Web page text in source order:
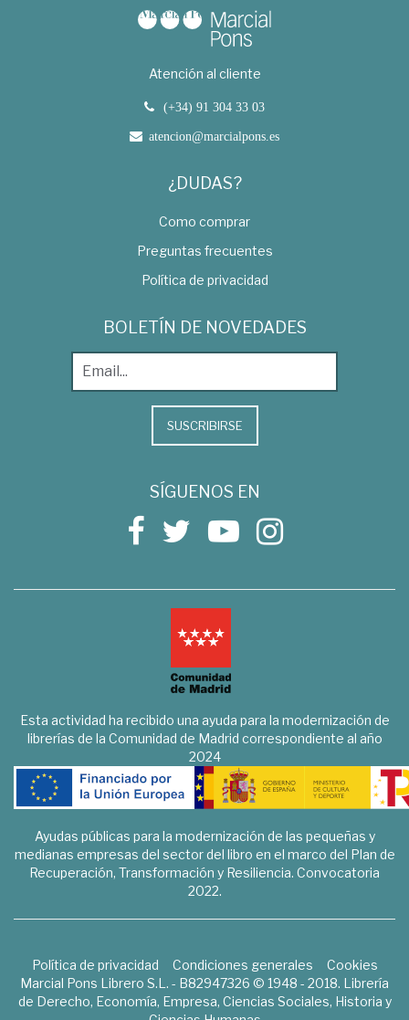
Atención al cliente
(+34) 91 304 33 03
atencion@marcialpons.es
¿DUDAS?
Como comprar
Preguntas frecuentes
Política de privacidad
BOLETÍN DE NOVEDADES
SUSCRIBIRSE
SÍGUENOS EN
Esta actividad ha recibido una ayuda para la modernización de
librerías de la Comunidad de Madrid correspondiente al año
2024
Ayudas públicas para la modernización de las pequeñas y
medianas empresas del sector del libro en el marco del Plan de
Recuperación, Transformación y Resiliencia. Convocatoria
2022.
Política de privacidad Condiciones generales
Cookies
Marcial Pons Librero S.L. - B82947326 © 1948 - 2018. Librería
de Derecho, Economía, Empresa, Ciencias Sociales, Historia y